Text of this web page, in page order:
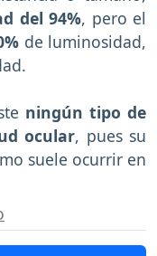
del 94%, pero el
de luminosidad,
ningún tipo de
ocular, pues su
suele ocurrir en